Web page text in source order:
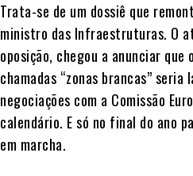
Trata-se de um dossiê que
ministro das Infraestruturas. O
oposição, chegou a anunciar
chamadas “zonas brancas”
negociações com a Comissão
calendário. E só no final do ano
em marcha.